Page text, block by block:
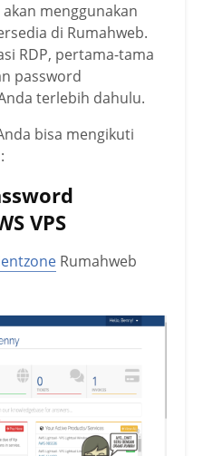
menggunakan
di Rumahweb.
RDP, pertama-tama
password
terlebih dahulu.
bisa mengikuti
VPS
Rumahweb